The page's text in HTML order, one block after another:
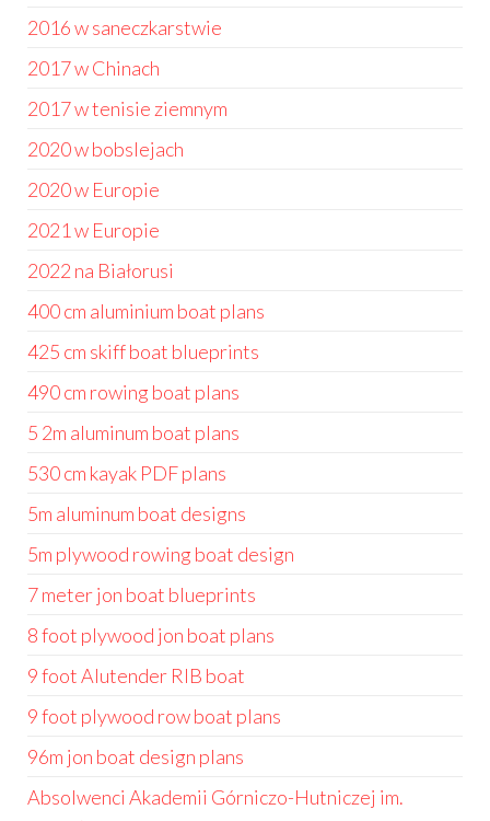
2016 w saneczkarstwie
2017 w Chinach
2017 w tenisie ziemnym
2020 w bobslejach
2020 w Europie
2021 w Europie
2022 na Białorusi
400 cm aluminium boat plans
425 cm skiff boat blueprints
490 cm rowing boat plans
5 2m aluminum boat plans
530 cm kayak PDF plans
5m aluminum boat designs
5m plywood rowing boat design
7 meter jon boat blueprints
8 foot plywood jon boat plans
9 foot Alutender RIB boat
9 foot plywood row boat plans
96m jon boat design plans
Absolwenci Akademii Górniczo-Hutniczej im.